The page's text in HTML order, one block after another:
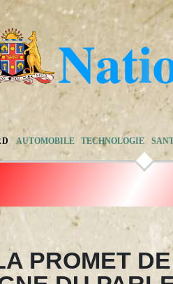
AUTOMOBILE TECHNOLOGIE
PROMET DE